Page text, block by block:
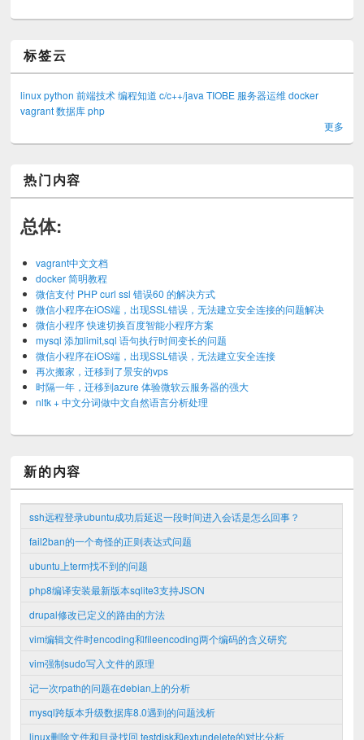
标签云
linux python 前端技术 编程知道 c/c++/java TIOBE 服务器运维 docker
vagrant 数据库 php
更多
热门内容
总体:
vagrant中文文档
docker 简明教程
微信支付 PHP curl ssl 错误60 的解决方式
微信小程序在iOS端，出现SSL错误，无法建立安全连接的问题解决
微信小程序 快速切换百度智能小程序方案
mysql 添加limit,sql 语句执行时间变长的问题
微信小程序在iOS端，出现SSL错误，无法建立安全连接
再次搬家，迁移到了景安的vps
时隔一年，迁移到azure 体验微软云服务器的强大
nltk + 中文分词做中文自然语言分析处理
新的内容
ssh远程登录ubuntu成功后延迟一段时间进入会话是怎么回事？
fail2ban的一个奇怪的正则表达式问题
ubuntu上term找不到的问题
php8编译安装最新版本sqlite3支持JSON
drupal修改已定义的路由的方法
vim编辑文件时encoding和fileencoding两个编码的含义研究
vim强制sudo写入文件的原理
记一次rpath的问题在debian上的分析
mysql跨版本升级数据库8.0遇到的问题浅析
linux删除文件和目录找回 testdisk和extundelete的对比分析